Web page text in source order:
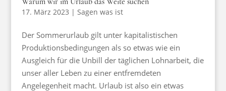
17. März 2023 | Sagen was ist
Der Sommerurlaub gilt unter kapitalistischen
Produktionsbedingungen als so etwas wie ein
Ausgleich für die Unbill der täglichen Lohnarbeit, die
unser aller Leben zu einer entfremdeten
Angelegenheit macht. Urlaub ist also ein etwas